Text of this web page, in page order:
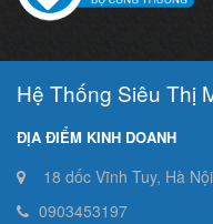
Hệ Thống Siêu Thị
ĐỊA ĐIỂM KINH DOANH
18 dốc Vĩnh Tuy, Hà Nội
0903453197